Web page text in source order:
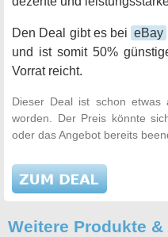
Den Deal gibt es bei eBay
und ist somit 50%
Vorrat reicht.
Dieser Deal ist schon
worden. Der Preis könnte
oder das Angebot bereits
Weitere Produkte &